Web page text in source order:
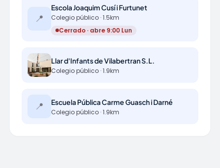
📍
Escola Joaquim Cusí i Furtunet
Colegio público · 1.5km
Cerrado · abre 9:00 Lun
Llar d'Infants de Vilabertran S.L.
Colegio público · 1.9km
📍 Escuela Pública Carme Guasch i Darné
Colegio público · 1.9km